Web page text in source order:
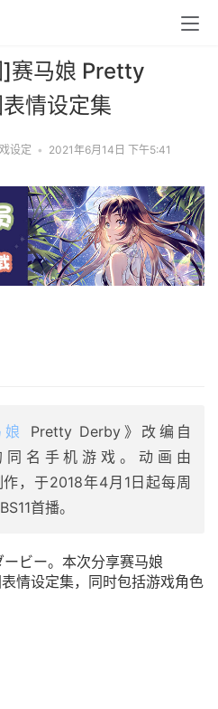
赛马娘 Pretty
情设定集
设定 • 2021年6月14日 下午5:41
Pretty Derby》改编自
同名手机游戏。动画由
作，于2018年4月1日起每周
首播。
ビー。本次分享赛马娘
情设定集，同时包括游戏角色